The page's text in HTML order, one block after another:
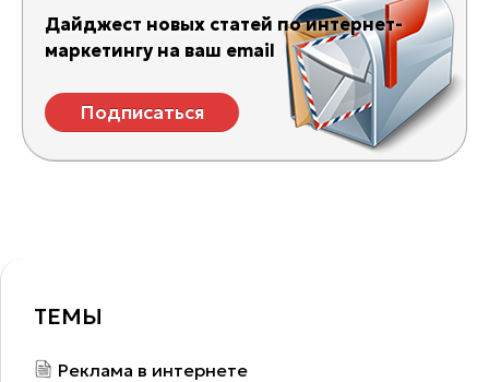
Дайджест новых статей по интернет-
маркетингу на ваш email
Подписаться
ТЕМЫ
Реклама в интернете